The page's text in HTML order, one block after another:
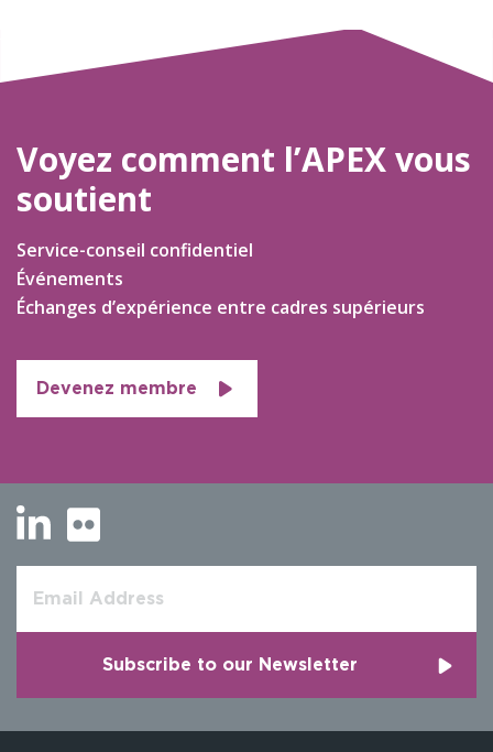
Voyez comment l’APEX vous
soutient
Service-conseil confidentiel
Événements
Échanges d’expérience entre cadres supérieurs
Devenez membre